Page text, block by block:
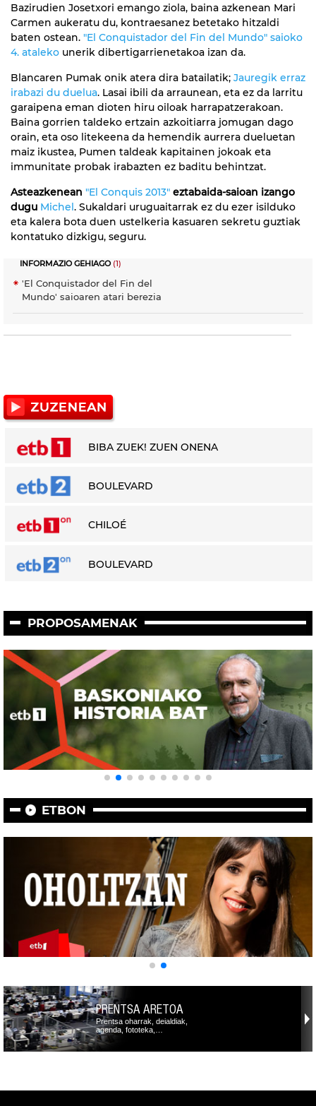
Bazirudien Josetxori emango ziola, baina azkenean Mari
Carmen aukeratu du, kontraesanez betetako hitzaldi
baten ostean. "El Conquistador del Fin del Mundo" saioko
4. ataleko unerik dibertigarrienetakoa izan da.
Blancaren Pumak onik atera dira batailatik; Jauregik erraz
irabazi du duelua. Lasai ibili da arraunean, eta ez da larritu
garaipena eman dioten hiru oiloak harrapatzerakoan.
Baina gorrien taldeko ertzain azkoitiarra jomugan dago
orain, eta oso litekeena da hemendik aurrera dueluetan
maiz ikustea, Pumen taldeak kapitainen jokoak eta
immunitate probak irabazten ez baditu behintzat.
Asteazkenean "El Conquis 2013" eztabaida-saioan izango
dugu Michel. Sukaldari uruguaitarrak ez du ezer isilduko
eta kalera bota duen ustelkeria kasuaren sekretu guztiak
kontatuko dizkigu, seguru.
INFORMAZIO GEHIAGO(1)
'El Conquistador del Fin del
Mundo' saioaren atari berezia
BIBA ZUEK! ZUEN ONENA
BOULEVARD
CHILOÉ
BOULEVARD
PROPOSAMENAK
ETBON
PRENTSA ARETOA
Prentsa oharrak, deialdiak,
agenda, fototeka,…